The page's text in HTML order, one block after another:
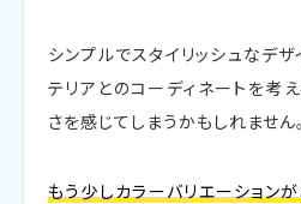
シンプルでスタイリッシュなデ
テリアとのコーディネートを考
さを感じてしまうかもしれません。
もう少しカラーバリエーション